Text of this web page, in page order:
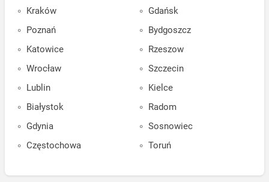
Kraków
Poznań
Katowice
Wrocław
Lublin
Białystok
Gdynia
Częstochowa
Gdańsk
Bydgoszcz
Rzeszow
Szczecin
Kielce
Radom
Sosnowiec
Toruń